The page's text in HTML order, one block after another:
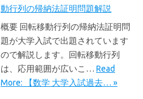
動行列の帰納法証明問題解説
概要 回転移動行列の帰納法証明問
題が大学入試で出題されています
ので解説します。回転移動行列
は、応用範囲が広いこ… Read
More: 【数学 大学入試過去… »